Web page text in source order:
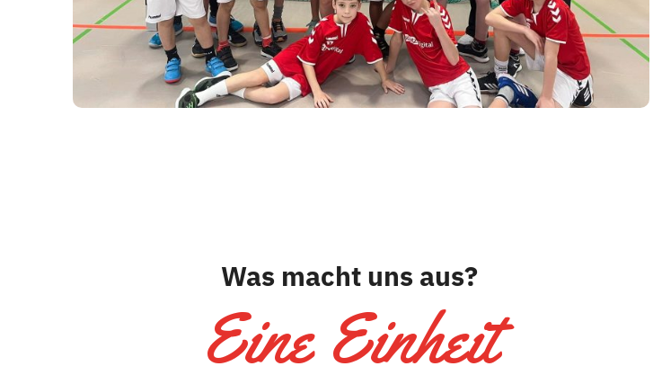
Was macht uns aus?
Eine Einheit